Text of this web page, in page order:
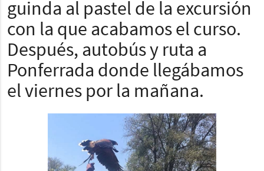
guinda al pastel de la excursión
con la que acabamos el curso.
Después, autobús y ruta a
Ponferrada donde llegábamos
el viernes por la mañana.